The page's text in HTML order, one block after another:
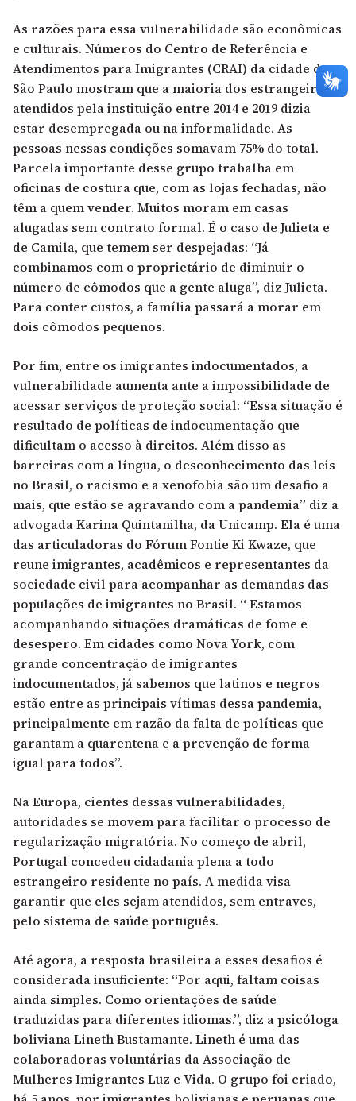
As razões para essa vulnerabilidade são econômicas
e culturais. Números do Centro de Referência e
Atendimentos para Imigrantes (CRAI) da cidade de
São Paulo mostram que a maioria dos estrangeiros
atendidos pela instituição entre 2014 e 2019 dizia
estar desempregada ou na informalidade. As
pessoas nessas condições somavam 75% do total.
Parcela importante desse grupo trabalha em
oficinas de costura que, com as lojas fechadas, não
têm a quem vender. Muitos moram em casas
alugadas sem contrato formal. É o caso de Julieta e
de Camila, que temem ser despejadas: “Já
combinamos com o proprietário de diminuir o
número de cômodos que a gente aluga”, diz Julieta.
Para conter custos, a família passará a morar em
dois cômodos pequenos.
Por fim, entre os imigrantes indocumentados, a
vulnerabilidade aumenta ante a impossibilidade de
acessar serviços de proteção social: “Essa situação é
resultado de políticas de indocumentação que
dificultam o acesso à direitos. Além disso as
barreiras com a língua, o desconhecimento das leis
no Brasil, o racismo e a xenofobia são um desafio a
mais, que estão se agravando com a pandemia” diz a
advogada Karina Quintanilha, da Unicamp. Ela é uma
das articuladoras do Fórum Fontie Ki Kwaze, que
reune imigrantes, acadêmicos e representantes da
sociedade civil para acompanhar as demandas das
populações de imigrantes no Brasil. “ Estamos
acompanhando situações dramáticas de fome e
desespero. Em cidades como Nova York, com
grande concentração de imigrantes
indocumentados, já sabemos que latinos e negros
estão entre as principais vítimas dessa pandemia,
principalmente em razão da falta de políticas que
garantam a quarentena e a prevenção de forma
igual para todos”.
Na Europa, cientes dessas vulnerabilidades,
autoridades se movem para facilitar o processo de
regularização migratória. No começo de abril,
Portugal concedeu cidadania plena a todo
estrangeiro residente no país. A medida visa
garantir que eles sejam atendidos, sem entraves,
pelo sistema de saúde português.
Até agora, a resposta brasileira a esses desafios é
considerada insuficiente: “Por aqui, faltam coisas
ainda simples. Como orientações de saúde
traduzidas para diferentes idiomas.”, diz a psicóloga
boliviana Lineth Bustamante. Lineth é uma das
colaboradoras voluntárias da Associação de
Mulheres Imigrantes Luz e Vida. O grupo foi criado,